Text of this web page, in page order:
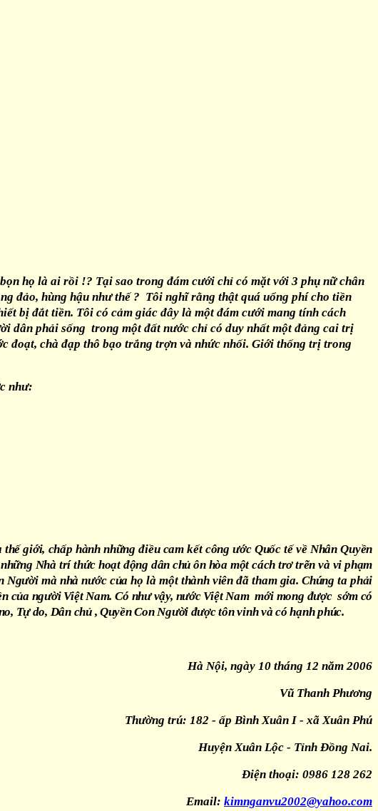
họ là ai rồi !? Tại sao trong đám cưới chỉ có mặt với 3 phụ nữ chân
đảo, hùng hậu như thế ? Tôi nghĩ rằng thật quá uổng phí cho tiền
bị đắt tiền. Tôi có cảm giác đây là một đám cưới mang tính cách
dân phải sống trong một đất nước chỉ có duy nhất một đảng cai trị
đoạt, chà đạp thô bạo trắng trợn và nhức nhối. Giới thống trị trong
như:
giới, chấp hành những điều cam kết công ước Quốc tế về Nhân Quyền
Nhà trí thức hoạt động dân chủ ôn hòa một cách trơ trẽn và vi phạm
mà nhà nước của họ là một thành viên đã tham gia. Chúng ta phải
người Việt Nam. Có như vậy, nước Việt Nam mới mong được sớm có
Tự do, Dân chủ , Quyền Con Người được tôn vinh và có hạnh phúc.
Hà Nội, ngày 10 tháng 12 năm 2006
Vũ Thanh Phương
Thường trú: 182 - ấp Bình Xuân I - xã Xuân Phú
Huyện Xuân Lộc - Tỉnh Đồng Nai.
Điện thoại: 0986 128 262
Email: kimnganvu2002@yahoo.com